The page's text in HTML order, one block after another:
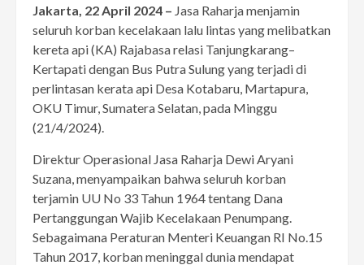
Jakarta, 22 April 2024 – Jasa Raharja menjamin
seluruh korban kecelakaan lalu lintas yang melibatkan
kereta api (KA) Rajabasa relasi Tanjungkarang–
Kertapati dengan Bus Putra Sulung yang terjadi di
perlintasan kerata api Desa Kotabaru, Martapura,
OKU Timur, Sumatera Selatan, pada Minggu
(21/4/2024).
Direktur Operasional Jasa Raharja Dewi Aryani
Suzana, menyampaikan bahwa seluruh korban
terjamin UU No 33 Tahun 1964 tentang Dana
Pertanggungan Wajib Kecelakaan Penumpang.
Sebagaimana Peraturan Menteri Keuangan RI No.15
Tahun 2017, korban meninggal dunia mendapat